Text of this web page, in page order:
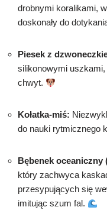
drobnymi koralikami,
doskonały do
Piesek z
silikonowymi
chwyt.
Kołatka-miś:
do nauki rytmicznego
Bębenek oceaniczny
który zachwyca
przesypujących się
imitując szum fal.